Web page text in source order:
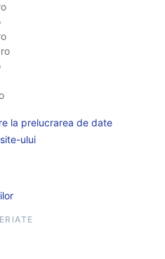
la prelucrarea de date
ului